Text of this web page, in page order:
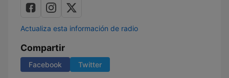
Actualiza esta información de radio
Compartir
Facebook Twitter